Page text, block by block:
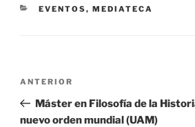
CATEGORÍAS
EVENTOS,MEDIATECA
Navegación
entradas
Entrada
anterior:
ANTERIOR
Máster en Filosofía de la
nuevo orden mundial (UAM)